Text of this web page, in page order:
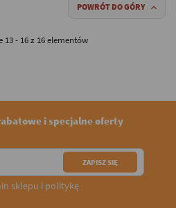
POWRÓT DO GÓRY 
13 - 16 z 16 elementów
i specjalne oferty
sklepu i politykę